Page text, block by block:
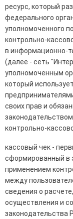
ресурс, который
федерального
уполномоченного
контрольно-
в информационно-
(далее - сеть
уполномоченным
который
своих прав и
контрольно-
кассовый чек -
сформированный в
применением
между
сведения о
осуществления и
законодательства